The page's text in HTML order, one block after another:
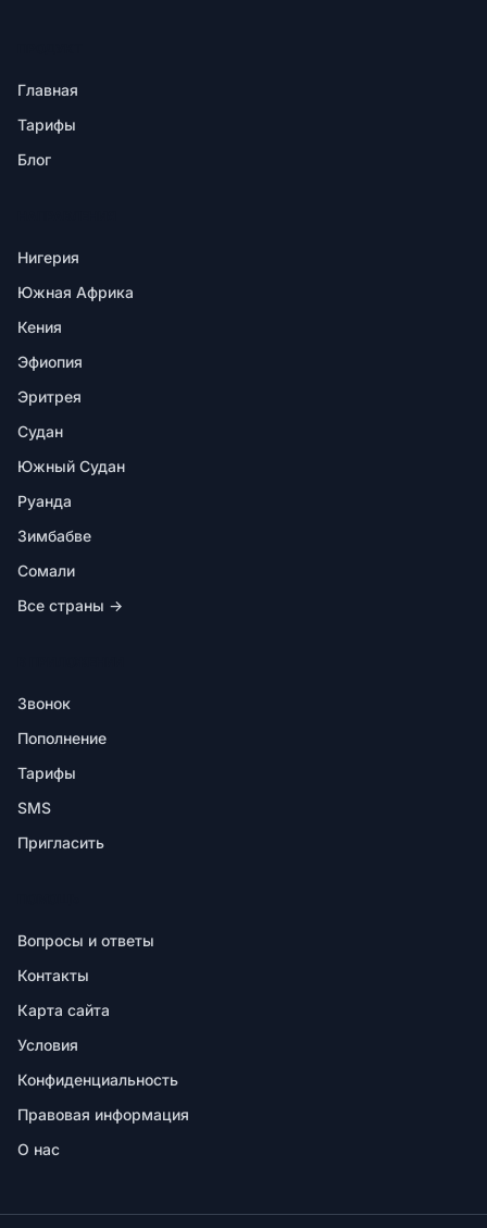
Главная
Тарифы
Блог
Нигерия
Южная Африка
Кения
Эфиопия
Эритрея
Судан
Южный Судан
Руанда
Зимбабве
Сомали
Все страны →
Звонок
Пополнение
Тарифы
SMS
Пригласить
Вопросы и ответы
Контакты
Карта сайта
Условия
Конфиденциальность
Правовая информация
О нас